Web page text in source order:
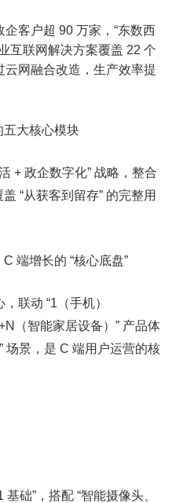
企客户超 90 万家，“东数西
互联网解决方案覆盖 22 个
网融合改造，生产效率提
五大核心模块​
+ 政企数字化” 战略，整合
“从获客到留存” 的完整用
端增长的 “核心底盘”​
联动 “1（手机）
（智能家居设备）” 产品体
场景，是 C 端用户运营的核
基础”，搭配 “智能摄像头、